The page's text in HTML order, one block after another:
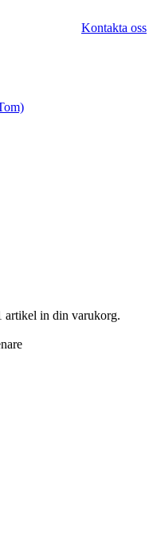
Kontakta oss
artikel in din varukorg.